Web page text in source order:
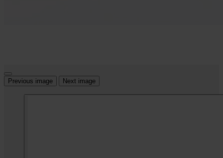
Previous image Next image